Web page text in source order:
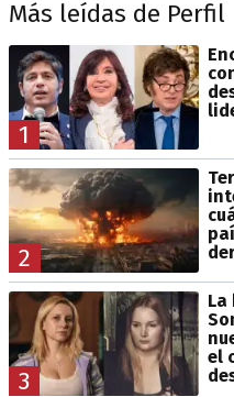
Más leídas de Perfil
1
2
3
La
el